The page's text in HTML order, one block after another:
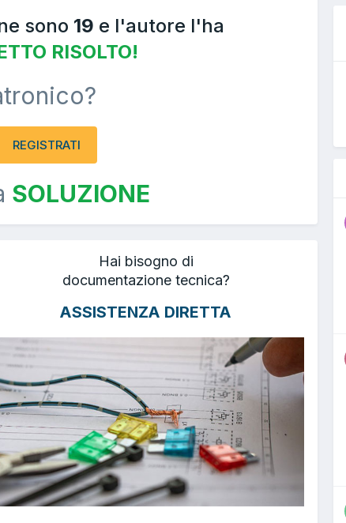
sono 19 e l'autore l'ha
RISOLTO!
REGISTRATI
SOLUZIONE
Hai bisogno di
documentazione tecnica?
ASSISTENZA DIRETTA